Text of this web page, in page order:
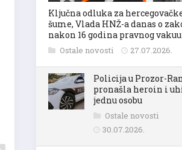
Ključna odluka za
šume, Vlada HNŽ-a danas o
nakon 16 godina pravnog
Ostale novosti 27.07.2026.
Policija u Prozor-
pronašla heroin i
jednu osobu
Ostale novosti
30.07.2026.